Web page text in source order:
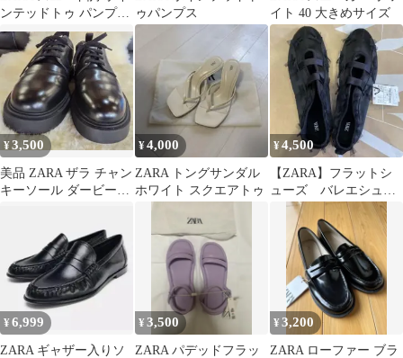
ンテッドトゥ パンプス
ブルー
ゥパンプス
イト 40 大きめサイズ
¥3,500
美品 ZARA ザラ チャン
キーソール ダービーシ
¥4,000
ZARA トングサンダル
ホワイト スクエアトゥ
¥4,500
【ZARA】フラットシ
ューズ バレエシュー
ズ 39 リボンブラック
25.3cm
¥6,999
ZARA ギャザー入りソ
¥3,500
ZARA パデッドフラッ
¥3,200
ZARA ローファー ブラ